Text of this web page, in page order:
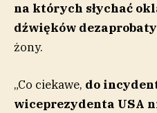
na których słychać
dźwięków dezaprobaty
żony.
„Co ciekawe, do
wiceprezydenta USA